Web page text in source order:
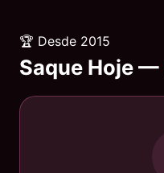
🏆 Desde 2015
Saque Hoje —